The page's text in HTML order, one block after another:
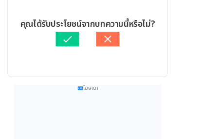
คุณได้รับประโยชน์จากบทความนี้หรือไม่?
โฆษณา